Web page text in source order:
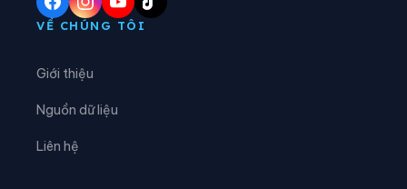
Xã An Lạc
VỀ CHÚNG TÔI
Giới thiệu
Nguồn dữ liệu
Liên hệ